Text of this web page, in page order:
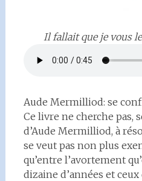
Il fallait que je vous
Aude Mermilliod: se
Ce livre ne cherche pas,
d’Aude Mermilliod, à
se veut pas non plus
qu’entre l’avortement
dizaine d’années et